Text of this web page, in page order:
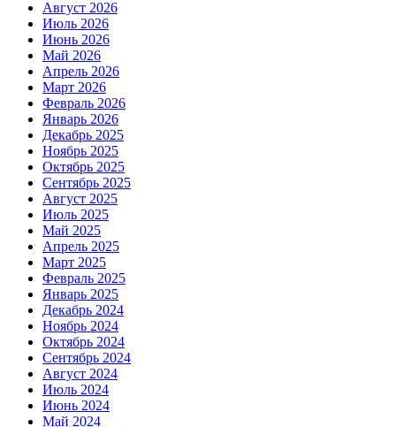
Август 2026
Июль 2026
Июнь 2026
Май 2026
Апрель 2026
Март 2026
Февраль 2026
Январь 2026
Декабрь 2025
Ноябрь 2025
Октябрь 2025
Сентябрь 2025
Август 2025
Июль 2025
Май 2025
Апрель 2025
Март 2025
Февраль 2025
Январь 2025
Декабрь 2024
Ноябрь 2024
Октябрь 2024
Сентябрь 2024
Август 2024
Июль 2024
Июнь 2024
Май 2024